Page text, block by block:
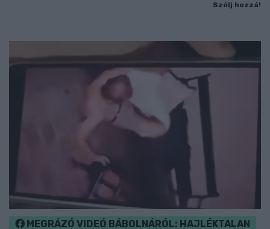
Szólj hozzá!
MEGRÁZÓ VIDEÓ BÁBOLNÁRÓL: HAJLÉKTALAN